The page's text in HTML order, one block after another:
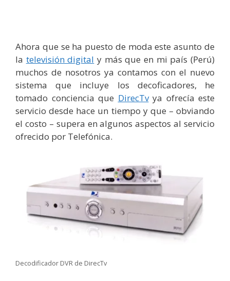
Ahora que se ha puesto de moda este asunto de
la televisión digital y más que en mi país (Perú)
muchos de nosotros ya contamos con el nuevo
sistema que incluye los decoficadores, he
tomado conciencia que DirecTvya ofrecía este
servicio desde hace un tiempo y que – obviando
el costo – supera en algunos aspectos al servicio
ofrecido por Telefónica.
Decodificador DVR de DirecTv